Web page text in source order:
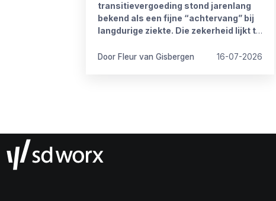
transitievergoeding stond jarenlang
bekend als een fijne “achtervang” bij
langdurige ziekte. Die zekerheid lijkt te
kabinet heeft plannen om de
Door Fleur van Gisbergen 16-07-2026